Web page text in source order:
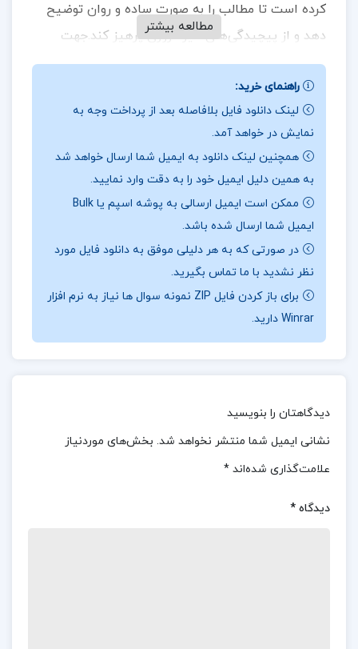
کرده است تا مطالب را به صورت ساده و روان توضیح
دهد و از پیچیدگی‌های غیرضروری پرهیز کند.جهت
خرید فایل های بیشترپروژه کدهرا دنبال کنید..
درباره نویسنده کتاب آمار و احتمال مقدماتی جواد
بهبودیان :این کتاب نه تنها به عنوان یک منبع درسی
بلکه به عنوان یک راهنمای جامع برای فهم بهتر آمار و
احتمال به شمار می‌آید و می‌تواند به هر فردی که به
این حوزه علاقه‌مند است، کمک کند تا دانش خود را
تقویت نماید. کتاب به‌خوبی سازماندهی شده و مباحث
به صورت منطقی و پیوسته ارائه می‌شوند. این امر
باعث می‌شود که خواننده به راحتی بتواند از یک فصل
به فصل دیگر منتقل شود و مطالب قبلی را به خاطر
بسپارد.
معرفی کتاب آمار و احتمال مقدماتی جواد بهبودیان
:این کتاب شامل تعدادی مثال کاربردی و تمرینات عملی
است که به درک بهتر مفاهیم کمک می‌کند. خوانندگان
تقویت کنند و با نحوه‌ی کاربرد مفاهیم آشنا
مطالعه بیشتر
راهنمای خرید:
لینک دانلود فایل بلافاصله بعد از پرداخت وجه به
نمایش در خواهد آمد.
همچنین لینک دانلود به ایمیل شما ارسال خواهد شد
به همین دلیل ایمیل خود را به دقت وارد نمایید.
ممکن است ایمیل ارسالی به پوشه اسپم یا Bulk
ایمیل شما ارسال شده باشد.
در صورتی که به هر دلیلی موفق به دانلود فایل مورد
نظر نشدید با ما تماس بگیرید.
برای باز کردن فایل ZIP نمونه سوال ها نیاز به نرم افزار
Winrar دارید.
دیدگاهتان را بنویسید
نشانی ایمیل شما منتشر نخواهد شد. بخش‌های موردنیاز
علامت‌گذاری شده‌اند *
دیدگاه *